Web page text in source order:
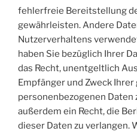
fehlerfreie Bereitstellung
gewährleisten. Andere
Nutzerverhaltens
haben Sie bezüglich Ihrer
das Recht, unentgeltlich
Empfänger und Zweck
personenbezogenen Daten
außerdem ein Recht, die
dieser Daten zu verlangen.